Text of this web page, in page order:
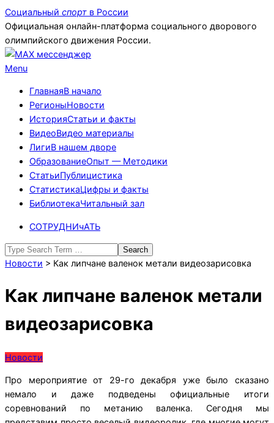
Skip
to
content
Социальный спорт в России
Официальная онлайн-платформа социального дворового
олимпийского движения России.
Primary
Menu
Menu
ГлавнаяВ начало
РегионыНовости
ИсторияСтатьи и факты
ВидеоВидео материалы
ЛигиВ нашем дворе
ОбразованиеОпыт — Методики
СтатьиПублицистика
СтатистикаЦифры и факты
БиблиотекаЧитальный зал
СОТРУДНИчАТЬ
Search
Новости > Как липчане валенок метали видеозарисовка
Как липчане валенок метали
видеозарисовка
Новости
Про мероприятие от 29-го декабря уже было сказано
немало и даже подведены официальные итоги
соревнований по метанию валенка. Сегодня мы